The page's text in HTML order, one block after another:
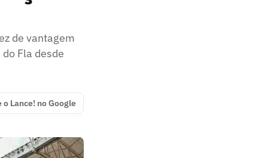
de vantagem
Fla desde
o Lance! no Google